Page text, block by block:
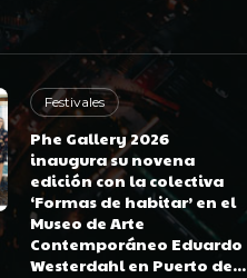
Festivales
Phe Gallery 2026
inaugura su novena
edición con la colectiva
‘Formas de habitar’ en el
Museo de Arte
Contemporáneo Eduardo
Westerdahl en Puerto de...